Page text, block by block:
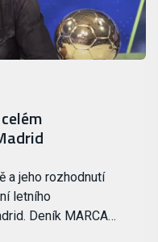
a jeho rozhodnutí
letního
Deník MARCA…